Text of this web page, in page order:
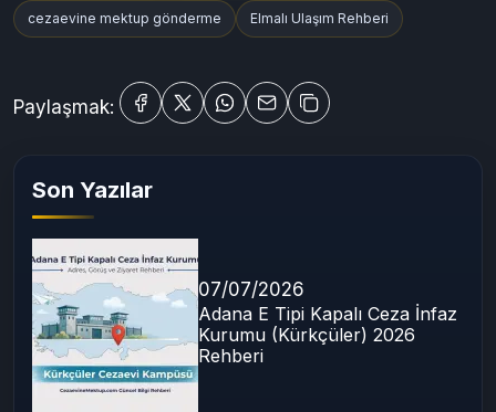
cezaevine mektup gönderme Elmalı Ulaşım Rehberi
Paylaşmak:
Son Yazılar
07/07/2026
Adana E Tipi Kapalı Ceza İnfaz
Kurumu (Kürkçüler) 2026
Rehberi